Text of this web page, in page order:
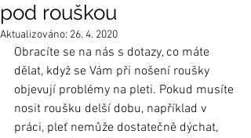
pod rouškou
Aktualizováno: 26. 4. 2020
Obracíte se na nás s dotazy, co máte
dělat, když se Vám při nošení roušky
objevují problémy na pleti. Pokud musíte
nosit roušku delší dobu, například v
práci, pleť nemůže dostatečně dýchat,